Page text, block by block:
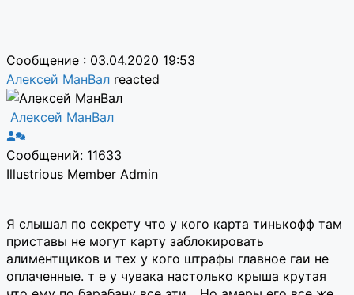
Сообщение : 03.04.2020 19:53
Алексей МанВал reacted
Алексей МанВал
Сообщений: 11633
Illustrious Member Admin
Я слышал по секрету что у кого карта тинькофф там
приставы не могут карту заблокировать
алиментщиков и тех у кого штрафы главное гаи не
оплаченные. т е у чувака настолько крыша крутая